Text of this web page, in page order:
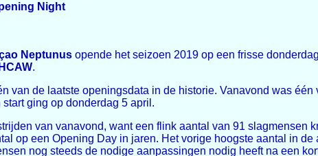
Night
Neptunus opende het seizoen 2019 op een frisse
HCAW.
van de laatste openingsdata in de historie. Vanavond was
ging op donderdag 5 april.
van vanavond, want een flink aantal van 91 slagmensen
op een Opening Day in jaren. Het vorige hoogste aantal in
nog steeds de nodige aanpassingen nodig heeft na een